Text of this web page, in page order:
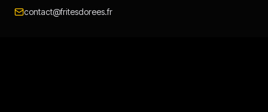
contact@fritesdorees.fr